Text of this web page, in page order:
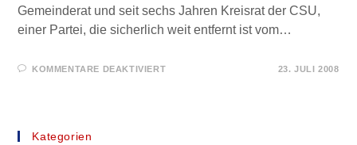
Gemeinderat und seit sechs Jahren Kreisrat der CSU,
einer Partei, die sicherlich weit entfernt ist vom…
KOMMENTARE DEAKTIVIERTFÜR
23. JULI 2008
Kategorien